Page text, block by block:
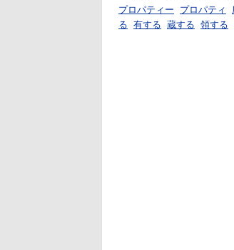
プロパティー
プロパティ
る 有する 蔵する 領する